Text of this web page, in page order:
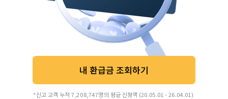
내 환급금 조회하기
*신고 고객 누적 7,208,747명의 평균 신청액 (20.05.01 - 26.04.01)